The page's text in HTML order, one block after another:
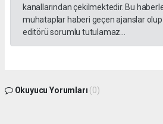
kanallarından çekilmektedir. Bu
muhataplar haberi geçen ajanslar
editörü sorumlu tutulamaz...
Okuyucu Yorumları (0)